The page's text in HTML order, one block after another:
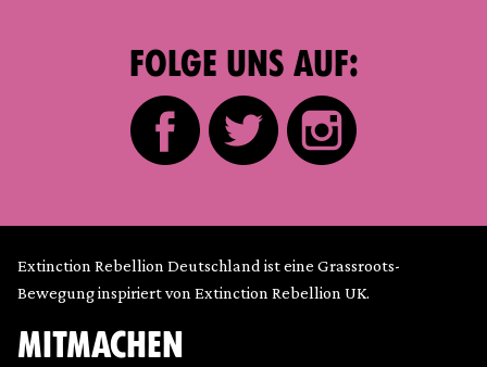
FOLGE UNS AUF:
Extinction Rebellion Deutschland ist eine Grassroots-
Bewegung inspiriert von Extinction Rebellion UK.
MITMACHEN